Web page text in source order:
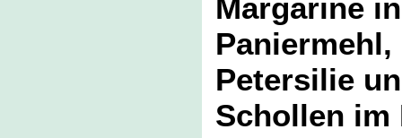
Margarine
Petersilie
Schollen im